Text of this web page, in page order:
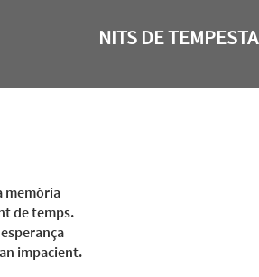
NITS DE TEMPESTA
memòria
de temps.
impacient.